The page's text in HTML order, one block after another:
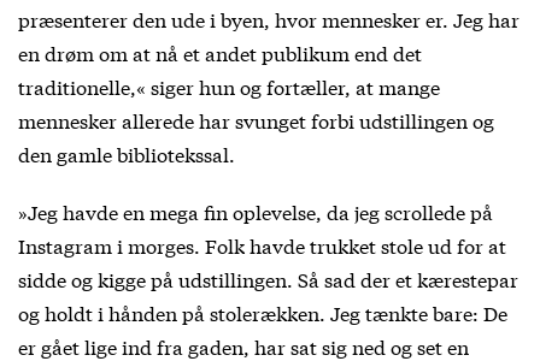
præsenterer den ude i byen, hvor mennesker er. Jeg har
en drøm om at nå et andet publikum end det
traditionelle,« siger hun og fortæller, at mange
mennesker allerede har svunget forbi udstillingen og
den gamle bibliotekssal.
»Jeg havde en mega fin oplevelse, da jeg scrollede på
Instagram i morges. Folk havde trukket stole ud for at
sidde og kigge på udstillingen. Så sad der et kærestepar
og holdt i hånden på stolerækken. Jeg tænkte bare: De
er gået lige ind fra gaden, har sat sig ned og set en